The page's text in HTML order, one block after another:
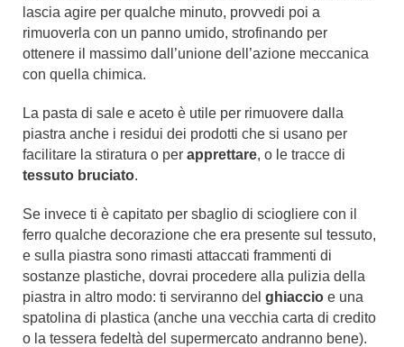
lascia agire per qualche minuto, provvedi poi a
rimuoverla con un panno umido, strofinando per
ottenere il massimo dall’unione dell’azione meccanica
con quella chimica.
La pasta di sale e aceto è utile per rimuovere dalla
piastra anche i residui dei prodotti che si usano per
facilitare la stiratura o per apprettare, o le tracce di
tessuto bruciato.
Se invece ti è capitato per sbaglio di sciogliere con il
ferro qualche decorazione che era presente sul tessuto,
e sulla piastra sono rimasti attaccati frammenti di
sostanze plastiche, dovrai procedere alla pulizia della
piastra in altro modo: ti serviranno del ghiaccio e una
spatolina di plastica (anche una vecchia carta di credito
o la tessera fedeltà del supermercato andranno bene).